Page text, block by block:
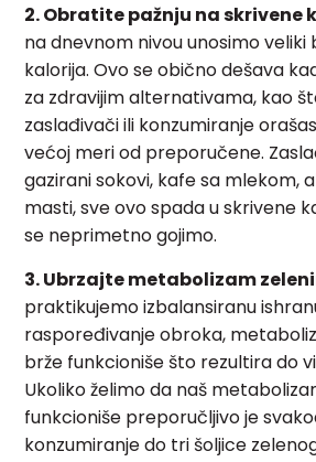
2. Obratite pažnju na skrivene
na dnevnom nivou unosimo veliki
kalorija. Ovo se obično dešava
za zdravijim alternativama, kao
zaslađivači ili konzumiranje
većoj meri od preporučene.
gazirani sokovi, kafe sa mlekom,
masti, sve ovo spada u skrivene
se neprimetno gojimo.
3. Ubrzajte metabolizam
praktikujemo izbalansiranu
raspoređivanje obroka,
brže funkcioniše što rezultira do
Ukoliko želimo da naš
funkcioniše preporučljivo je
konzumiranje do tri šoljice